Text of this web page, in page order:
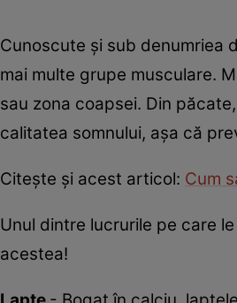
Cunoscute și sub denumriea
mai multe grupe musculare.
sau zona coapsei. Din
calitatea somnului, așa că
Citește și acest articol: Cum
Unul dintre lucrurile pe care
acestea!